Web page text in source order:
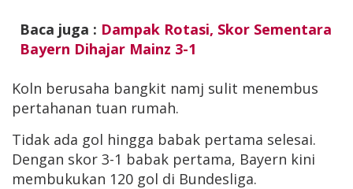
Baca juga : Dampak Rotasi, Skor Sementara
Bayern Dihajar Mainz 3-1
Koln berusaha bangkit namj sulit menembus
pertahanan tuan rumah.
Tidak ada gol hingga babak pertama selesai.
Dengan skor 3-1 babak pertama, Bayern kini
membukukan 120 gol di Bundesliga.